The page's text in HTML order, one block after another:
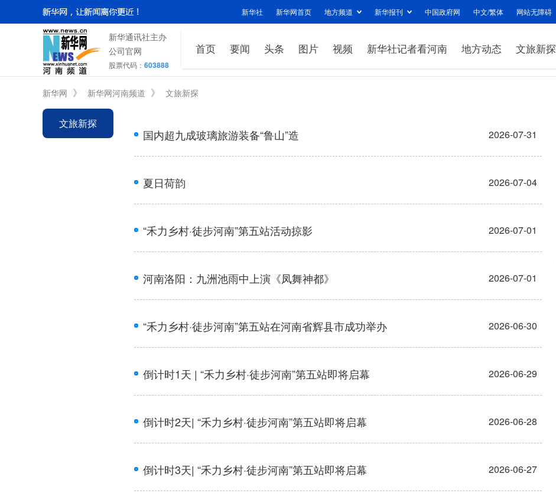
新华社 新华网首页 地方频道 新华报刊 中国政府网 中文/繁体 网站无障碍
新华通讯社主办
公司官网
股票代码： 603888
首页 要闻 头条 图片 视频 新华社记者看河南 地方动态 文旅新探
新华网 》 新华网河南频道 》 文旅新探
文旅新探
国内超九成玻璃旅游装备“鲁山”造 2026-07-31
夏日荷韵 2026-07-04
“禾力乡村·徒步河南”第五站活动掠影 2026-07-01
河南洛阳：九洲池雨中上演《凤舞神都》 2026-07-01
“禾力乡村·徒步河南”第五站在河南省辉县市成功举办 2026-06-30
倒计时1天 | “禾力乡村·徒步河南”第五站即将启幕 2026-06-29
倒计时2天| “禾力乡村·徒步河南”第五站即将启幕 2026-06-28
倒计时3天| “禾力乡村·徒步河南”第五站即将启幕 2026-06-27